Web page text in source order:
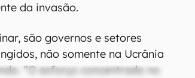
da invasão.
são governos e setores
não somente na Ucrânia
“O esforço concentrado no